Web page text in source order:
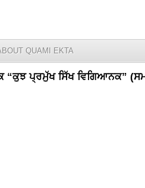
QUAMI EKTA
“ਕੁਝ ਪ੍ਰਮੁੱਖ ਸਿੱਖ ਵਿਗਿਆਨਕ”